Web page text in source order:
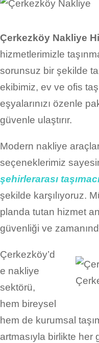
Çerkezköy Nakliye
hizmetlerimizle
sorunsuz bir şekilde
ekibimiz, ev ve ofis
eşyalarınızı özenle
güvenle ulaştırır.
Modern nakliye
seçeneklerimiz
şehirlerarası
şekilde karşılıyoruz.
planda tutan hizmet
güvenliği ve
Çerkezköy’d
e nakliye
sektörü,
hem bireysel
hem de kurumsal
artmasıyla birlikte